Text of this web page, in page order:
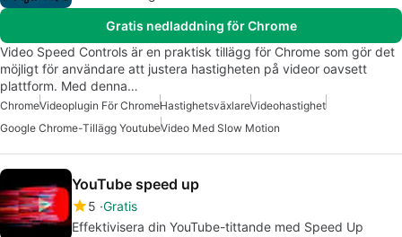
Gratis nedladdning för Chrome
Video Speed Controls är en praktisk tillägg för Chrome som gör det
möjligt för användare att justera hastigheten på videor oavsett
plattform. Med denna…
ChromeVideoplugin För ChromeHastighetsväxlareVideohastighet
Google Chrome-Tillägg YoutubeVideo Med Slow Motion
YouTube speed up
5 Gratis
Effektivisera din YouTube-tittande med Speed Up